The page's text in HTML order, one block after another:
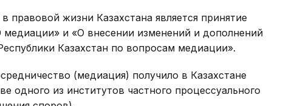
жизни Казахстана является принятие
медиации» и «О внесении изменений и дополнений
Казахстан по вопросам медиации».
(медиация) получило в Казахстане
одного из институтов частного процессуального